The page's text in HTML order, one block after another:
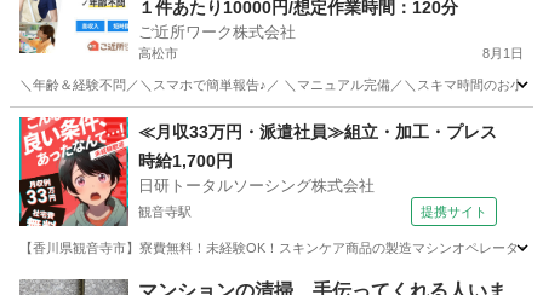
お仕事
１件あたり10000円/想定作業時間：120分
ご近所ワーク株式会社
高松市 8月1日
＼年齢＆経験不問／＼スマホで簡単報告♪／ ＼マニュアル完備／＼スキマ時間のお小
香川 高松市 その他
≪月収33万円・派遣社員≫組立・加工・プレス
時給1,700円
日研トータルソーシング株式会社
観音寺駅 提携サイト
【香川県観音寺市】寮費無料！未経験OK！スキンケア商品の製造マシンオペレータ
香川 観音寺市 観音寺駅 その他
マンションの清掃、手伝ってくれる人いま